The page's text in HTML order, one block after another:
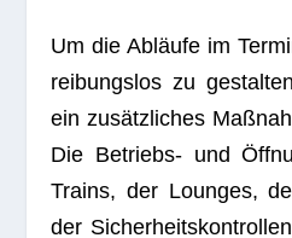
Um die Abläufe im
rei­bungs­los zu
ein zusätz­li­ches
Die Betriebs- und
Trains, der Loun­ges,
der